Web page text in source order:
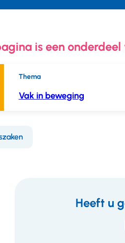
is een onderdeel
Vak in beweging
Thema
Heeft u